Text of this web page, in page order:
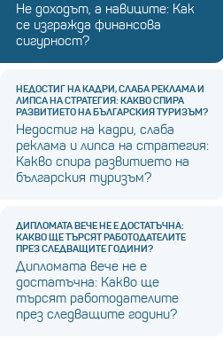
Не доходът, а навиците: Как
се изгражда финансова
сигурност?
НЕДОСТИГ НА КАДРИ, СЛАБА РЕКЛАМА И
ЛИПСА НА СТРАТЕГИЯ: КАКВО СПИРА
РАЗВИТИЕТО НА БЪЛГАРСКИЯ ТУРИЗЪМ?
Недостиг на кадри, слаба
реклама и липса на стратегия:
Какво спира развитието на
българския туризъм?
ДИПЛОМАТА ВЕЧЕ НЕ Е ДОСТАТЪЧНА:
КАКВО ЩЕ ТЪРСЯТ РАБОТОДАТЕЛИТЕ
ПРЕЗ СЛЕДВАЩИТЕ ГОДИНИ?
Дипломата вече не е
достатъчна: Какво ще
търсят работодателите
през следващите години?